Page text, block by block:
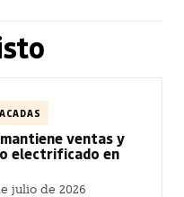
ventas y
electrificado en
julio de 2026